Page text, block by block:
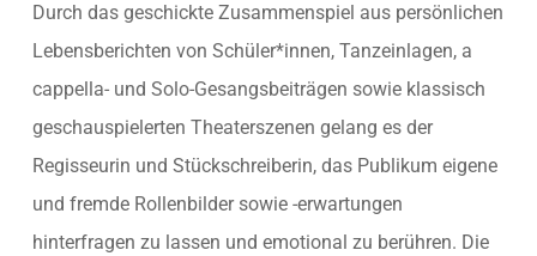
Durch das geschickte Zusammenspiel aus persönlichen
Lebensberichten von Schüler*innen, Tanzeinlagen, a
cappella- und Solo-Gesangsbeiträgen sowie klassisch
geschauspielerten Theaterszenen gelang es der
Regisseurin und Stückschreiberin, das Publikum eigene
und fremde Rollenbilder sowie -erwartungen
hinterfragen zu lassen und emotional zu berühren. Die